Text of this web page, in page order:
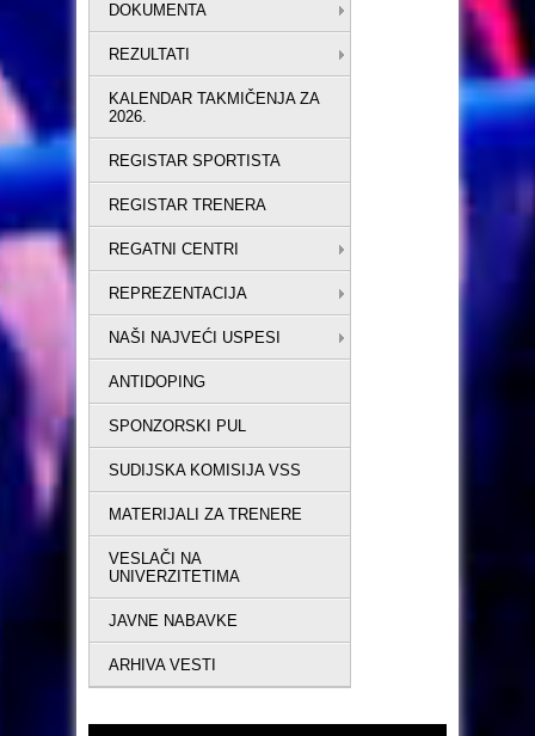
DOKUMENTA
REZULTATI
KALENDAR TAKMIČENJA ZA
2026.
REGISTAR SPORTISTA
REGISTAR TRENERA
REGATNI CENTRI
REPREZENTACIJA
NAŠI NAJVEĆI USPESI
ANTIDOPING
SPONZORSKI PUL
SUDIJSKA KOMISIJA VSS
MATERIJALI ZA TRENERE
VESLAČI NA
UNIVERZITETIMA
JAVNE NABAVKE
ARHIVA VESTI